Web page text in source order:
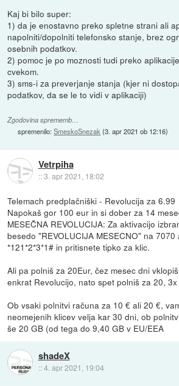
Kaj bi bilo super:
1) da je enostavno preko spletne strani ali
napolniti/dopolniti telefonsko stanje, brez
osebnih podatkov.
2) pomoc je po moznosti tudi preko
cvekom.
3) sms-i za preverjanje stanja (kjer ni
podatkov, da se le to vidi v aplikaciji)
Zgodovina sprememb…
spremenilo:SmeskoSnezak (3. apr 2021 ob 12:16)
Vetrpiha
::3. apr 2021, 18:02
Telemach predplačniški - Revolucija za 6.99
Napokaš gor 100 eur in si dober za 14
MESEČNA REVOLUCIJA: Za aktivacijo
besedo "REVOLUCIJA MESECNO" na
*121*2*3*1# in pritisnete tipko za klic.
Ali pa polniš za 20Eur, čez mesec dni
enkrat Revolucijo, nato spet polniš za 20,
Ob vsaki polnitvi računa za 10 € ali 20 €,
neomejenih klicev velja kar 30 dni, ob
še 20 GB (od tega do 9,40 GB v EU/EEA
shadeX
::4. apr 2021, 19:04